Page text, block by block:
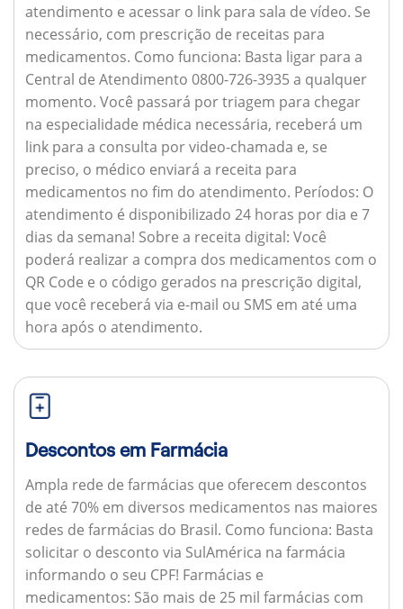
atendimento e acessar o link para sala de vídeo. Se
necessário, com prescrição de receitas para
medicamentos. Como funciona: Basta ligar para a
Central de Atendimento 0800-726-3935 a qualquer
momento. Você passará por triagem para chegar
na especialidade médica necessária, receberá um
link para a consulta por video-chamada e, se
preciso, o médico enviará a receita para
medicamentos no fim do atendimento. Períodos: O
atendimento é disponibilizado 24 horas por dia e 7
dias da semana! Sobre a receita digital: Você
poderá realizar a compra dos medicamentos com o
QR Code e o código gerados na prescrição digital,
que você receberá via e-mail ou SMS em até uma
hora após o atendimento.
Descontos em Farmácia
Ampla rede de farmácias que oferecem descontos
de até 70% em diversos medicamentos nas maiores
redes de farmácias do Brasil. Como funciona: Basta
solicitar o desconto via SulAmérica na farmácia
informando o seu CPF! Farmácias e
medicamentos: São mais de 25 mil farmácias com